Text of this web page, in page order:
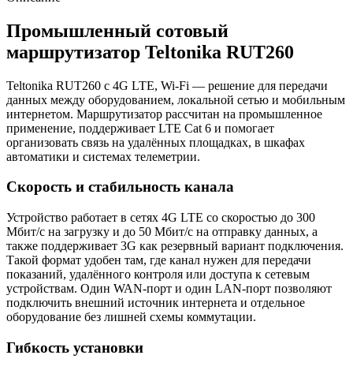
Промышленный сотовый
маршрутизатор Teltonika RUT260
Teltonika RUT260 c 4G LTE, Wi-Fi — решение для передачи
данных между оборудованием, локальной сетью и мобильным
интернетом. Маршрутизатор рассчитан на промышленное
применение, поддерживает LTE Cat 6 и помогает
организовать связь на удалённых площадках, в шкафах
автоматики и системах телеметрии.
Скорость и стабильность канала
Устройство работает в сетях 4G LTE со скоростью до 300
Мбит/с на загрузку и до 50 Мбит/с на отправку данных, а
также поддерживает 3G как резервный вариант подключения.
Такой формат удобен там, где канал нужен для передачи
показаний, удалённого контроля или доступа к сетевым
устройствам. Один WAN-порт и один LAN-порт позволяют
подключить внешний источник интернета и отдельное
оборудование без лишней схемы коммутации.
Гибкость установки